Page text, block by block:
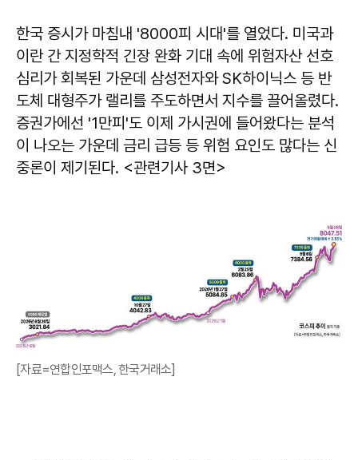
한국 증시가 마침내 '8000피 시대'를 열었다. 미국과
이란 간 지정학적 긴장 완화 기대 속에 위험자산 선호
심리가 회복된 가운데 삼성전자와 SK하이닉스 등 반
도체 대형주가 랠리를 주도하면서 지수를 끌어올렸다.
증권가에선 '1만피'도 이제 가시권에 들어왔다는 분석
이 나오는 가운데 금리 급등 등 위험 요인도 많다는 신
중론이 제기된다. <관련기사 3면>
[자료=연합인포맥스, 한국거래소]